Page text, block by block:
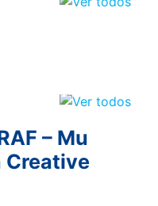
– Mu
Creative